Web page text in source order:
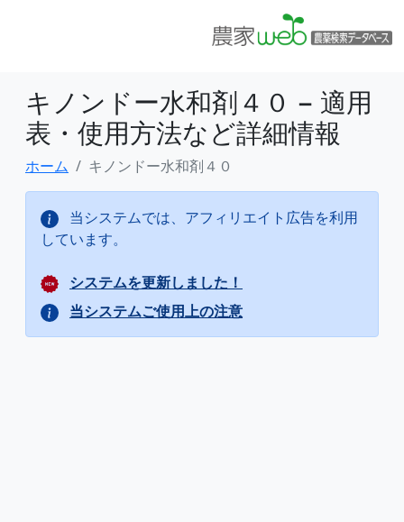
キノンドー水和剤４０ − 適用
表・使用方法など詳細情報
ホーム キノンドー水和剤４０
当システムでは、アフィリエイト広告を利用
しています。
システムを更新しました！
当システムご使用上の注意